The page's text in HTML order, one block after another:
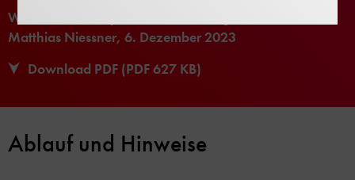
Wissenschaft für jedermann, Vortrag von Prof. Dr.
Matthias Niessner, 6. Dezember 2023
Download PDF (PDF 627 KB)
Ablauf und Hinweise